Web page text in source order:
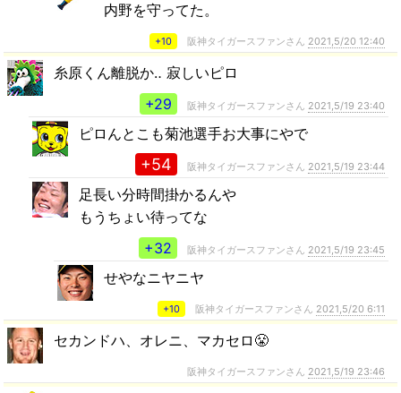
内野を守ってた。
+10 阪神タイガースファンさん 2021,5/20 12:40
糸原くん離脱か‥ 寂しいピロ
+29
阪神タイガースファンさん 2021,5/19 23:40
ピロんとこも菊池選手お大事にやで
+54 阪神タイガースファンさん 2021,5/19 23:44
足長い分時間掛かるんや
もうちょい待ってな
+32
阪神タイガースファンさん 2021,5/19 23:45
せやなニヤニヤ
+10 阪神タイガースファンさん 2021,5/20 6:11
セカンドハ、オレニ、マカセロ😤
阪神タイガースファンさん 2021,5/19 23:46